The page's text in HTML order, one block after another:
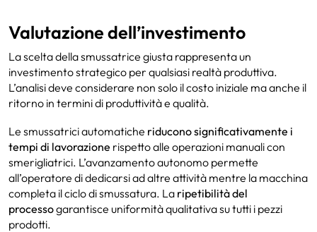
Valutazione dell’investimento
La scelta della smussatrice giusta rappresenta un
investimento strategico per qualsiasi realtà produttiva.
L’analisi deve considerare non solo il costo iniziale ma anche il
ritorno in termini di produttività e qualità.
Le smussatrici automatiche riducono significativamente i
tempi di lavorazione rispetto alle operazioni manuali con
smerigliatrici. L’avanzamento autonomo permette
all’operatore di dedicarsi ad altre attività mentre la macchina
completa il ciclo di smussatura. La ripetibilità del
processogarantisce uniformità qualitativa su tutti i pezzi
prodotti.